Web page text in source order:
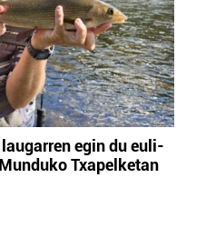
egin du euli-
Txapelketan